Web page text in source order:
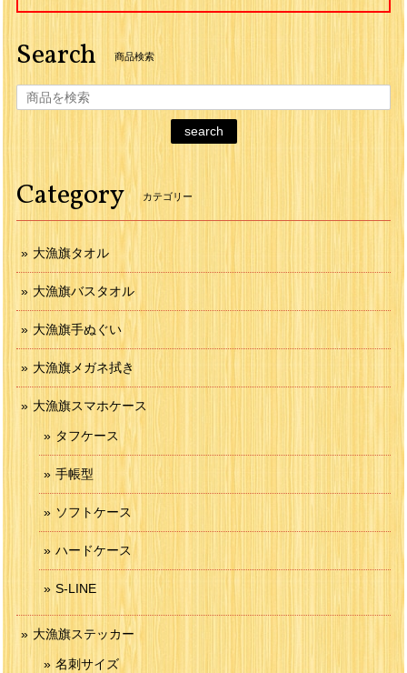
Search 商品検索
search
Category カテゴリー
大漁旗タオル
大漁旗バスタオル
大漁旗手ぬぐい
大漁旗メガネ拭き
大漁旗スマホケース
タフケース
手帳型
ソフトケース
ハードケース
S-LINE
大漁旗ステッカー
名刺サイズ